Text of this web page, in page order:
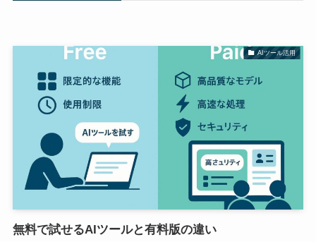
AIツール活用
無料で試せるAIツールと有料版の違い